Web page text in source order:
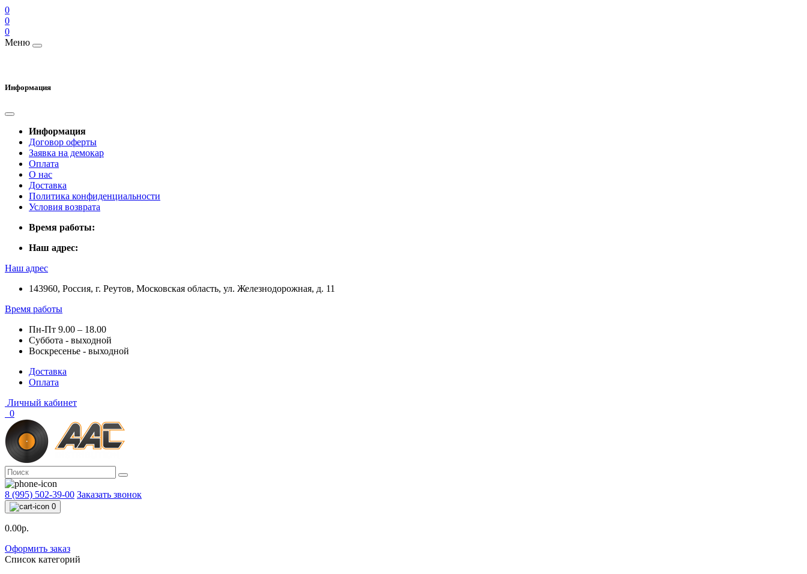
0
0
0
Меню
Информация
Информация
Договор оферты
Заявка на демокар
Оплата
О нас
Доставка
Политика конфиденциальности
Условия возврата
Время работы:
Наш адрес:
Наш адрес
143960, Россия, г. Реутов, Московская область, ул. Железнодорожная, д. 11
Время работы
Пн-Пт 9.00 – 18.00
Суббота - выходной
Воскресенье - выходной
Доставка
Оплата
Личный кабинет
0
8 (995) 502-39-00 Заказать звонок
0
0.00р.
Оформить заказ
Список категорий